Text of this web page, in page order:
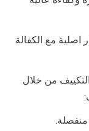
اصلية مع الكفالة
من خلال